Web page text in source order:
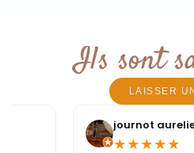
Ils sont
LAISSER
journot
★ ★ ★ ★ ★